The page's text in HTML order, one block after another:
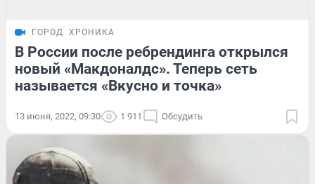
ГОРОД ХРОНИКА
В России после ребрендинга открылся
новый «Макдоналдс». Теперь сеть
называется «Вкусно и точка»
13 июня, 2022, 09:30 1 911 Обсудить